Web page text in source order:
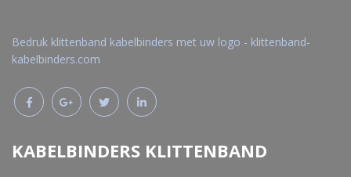
Bedruk klittenband kabelbinders met uw logo - klittenband-
kabelbinders.com
KABELBINDERS KLITTENBAND